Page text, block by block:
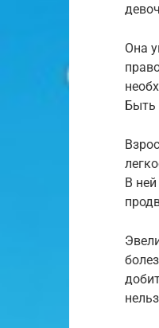
Она
Быть
В